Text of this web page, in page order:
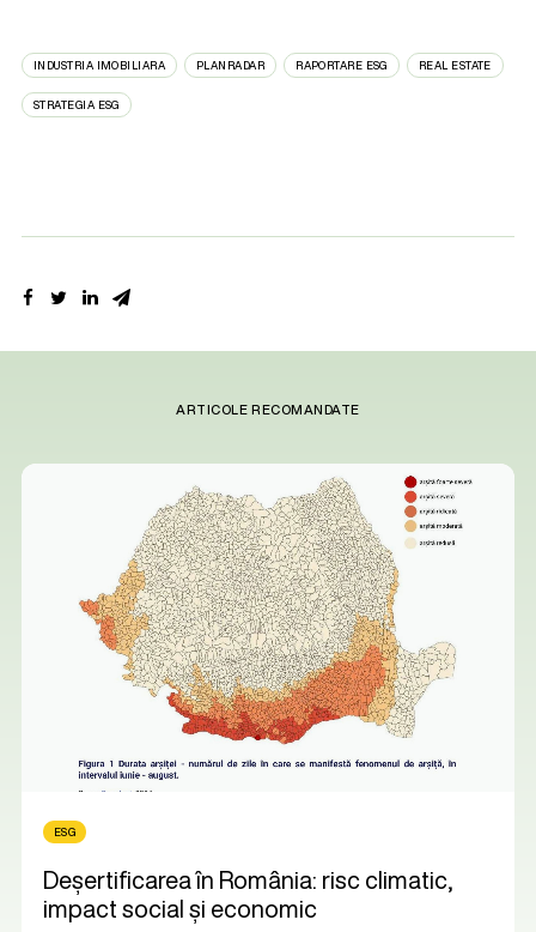
INDUSTRIA IMOBILIARA PLANRADAR RAPORTARE ESG REAL ESTATE
STRATEGIA ESG
ARTICOLE RECOMANDATE
ESG
Deșertificarea în România: risc climatic,
impact social și economic